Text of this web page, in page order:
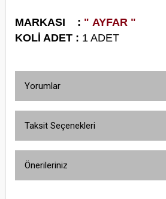
MARKASI : " AYFAR "
KOLİ ADET : 1 ADET
Yorumlar
Taksit Seçenekleri
Önerileriniz